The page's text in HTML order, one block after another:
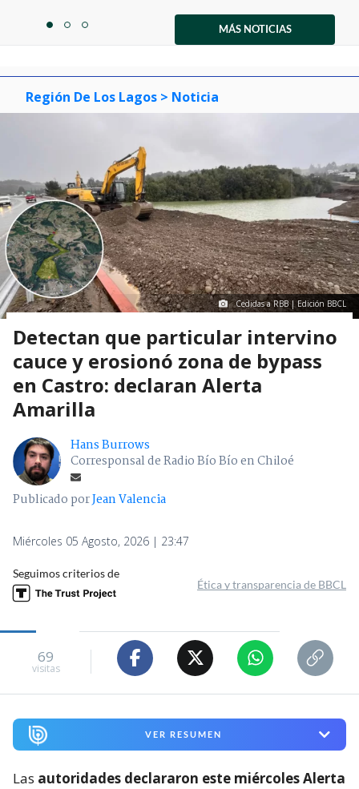
itemitemitem
MÁS NOTICIAS
Región De Los Lagos > Noticia
Cedidas a RBB | Edición BBCL
Detectan que particular intervino
cauce y erosionó zona de bypass
en Castro: declaran Alerta
Amarilla
Hans Burrows
Corresponsal de Radio Bío Bío en Chiloé
Publicado porJean Valencia
Miércoles 05 Agosto, 2026 | 23:47
Seguimos criterios de
Ética y transparencia de BBCL
69
visitas
VER RESUMEN
Las autoridades declararon este miércoles Alerta